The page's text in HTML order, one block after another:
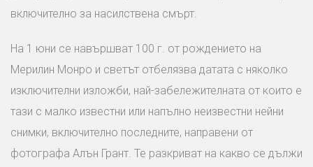
включително за насилствена смърт.
На 1 юни се навършват 100 г. от рождението на
Мерилин Монро и светът отбелязва датата с няколко
изключителни изложби, най-забележителната от които е
тази с малко известни или напълно неизвестни нейни
снимки, включително последните, направени от
фотографа Алън Грант. Те разкриват на какво се дължи